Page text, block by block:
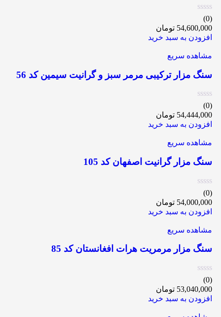
(0)
54,600,000 تومان
افزودن به سبد خرید
مشاهده سریع
سنگ مزار ترکیبی مرمر سبز و گرانیت سیمین کد 56
(0)
54,444,000 تومان
افزودن به سبد خرید
مشاهده سریع
سنگ مزار گرانیت اصفهان کد 105
(0)
54,000,000 تومان
افزودن به سبد خرید
مشاهده سریع
سنگ مزار مرمریت هرات افغانستان کد 85
(0)
53,040,000 تومان
افزودن به سبد خرید